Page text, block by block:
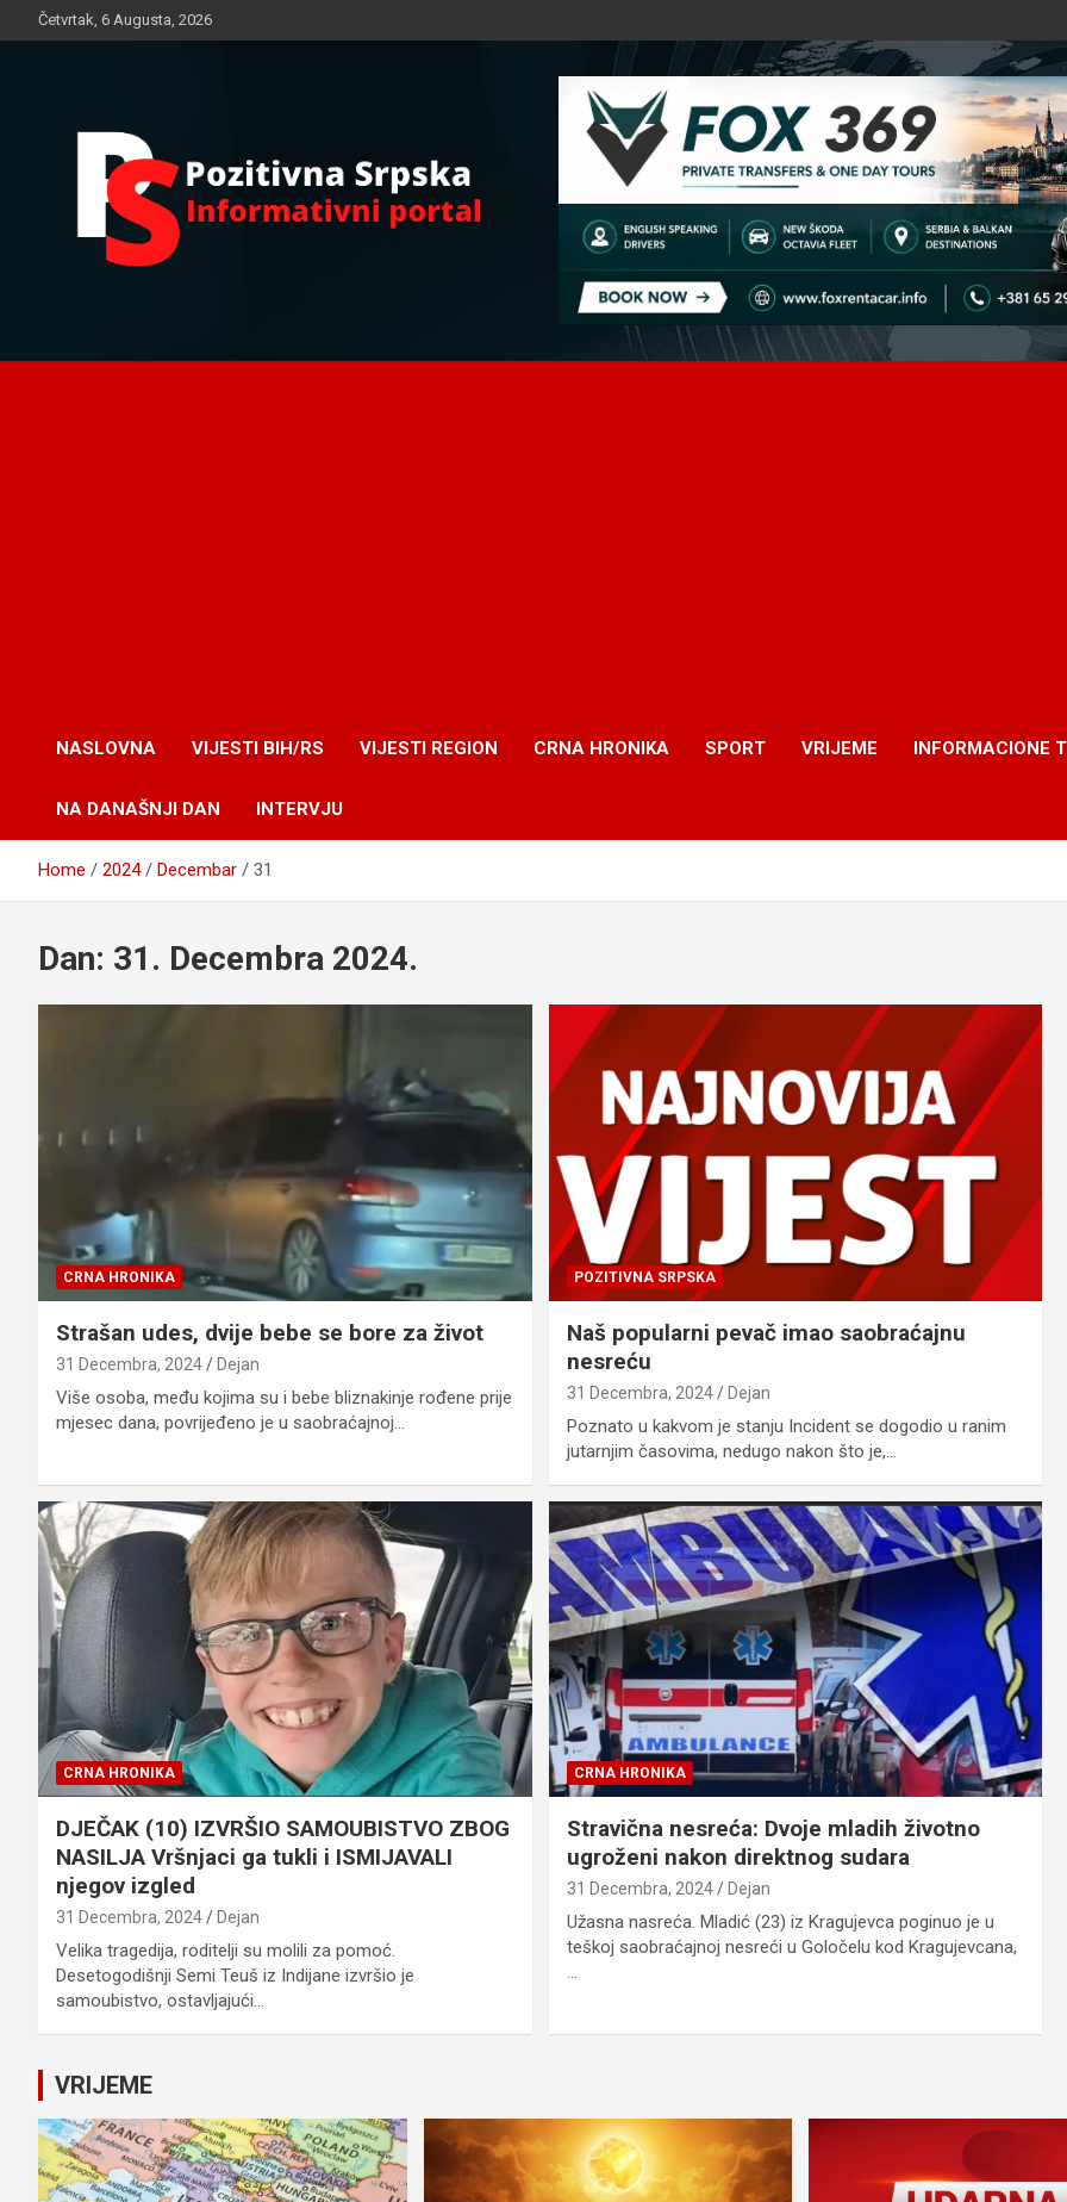
to
Četvrtak, 6 Augusta, 2026
NASLOVNA VIJESTI BIH/RS VIJESTI REGION CRNA HRONIKA SPORT VRIJEME INFORMACIONE
NA DANAŠNJI DAN INTERVJU
Home 2024 Decembar 31
Dan: 31. Decembra 2024.
CRNA HRONIKA
Strašan udes, dvije bebe se bore za život
31 Decembra, 2024 Dejan
Više osoba, među kojima su i bebe bliznakinje rođene prije
mjesec dana, povrijeđeno je u saobraćajnoj…
POZITIVNA SRPSKA
Naš popularni pevač imao saobraćajnu
nesreću
31 Decembra, 2024 Dejan
Poznato u kakvom je stanju Incident se dogodio u ranim
jutarnjim časovima, nedugo nakon što je,…
CRNA HRONIKA
DJEČAK (10) IZVRŠIO SAMOUBISTVO ZBOG
NASILJA Vršnjaci ga tukli i ISMIJAVALI
njegov izgled
31 Decembra, 2024 Dejan
Velika tragedija, roditelji su molili za pomoć.
Desetogodišnji Semi Teuš iz Indijane izvršio je
samoubistvo, ostavljajući…
CRNA HRONIKA
Stravična nesreća: Dvoje mladih životno
ugroženi nakon direktnog sudara
31 Decembra, 2024 Dejan
Užasna nasreća. Mladić (23) iz Kragujevca poginuo je u
teškoj saobraćajnoj nesreći u Goločelu kod Kragujevcana,
…
VRIJEME